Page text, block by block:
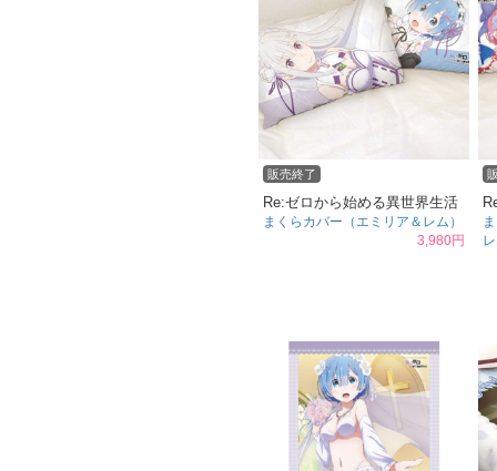
販売終了
Re:ゼロから始める異世界生活
まくらカバー（エミリア＆レム）
3,980円